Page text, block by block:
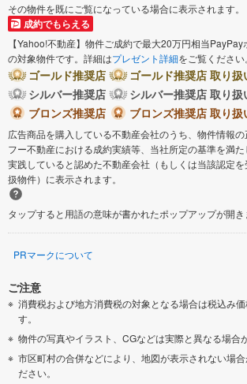
その物件を既にご覧になっている場合に表示されます。
成約でもらえる
【Yahoo!不動産】物件ご成約で最大20万円相当PayPay
の対象物件です。詳細はプレゼント詳細をご覧ください。
ゴールド推奨店
ゴールド推奨店 取り扱
シルバー推奨店
シルバー推奨店 取り扱
ブロンズ推奨店
ブロンズ推奨店 取り扱
広告商品を購入している不動産会社のうち、物件情報
フー不動産における成約実績等、当社所定の基準を満
実践していると認めた不動産会社（もしくは当該認定
扱物件）に表示されます。
タップすると用語の意味が書かれたポップアップが開き
PRマークについて
ご注意
消費税および地方消費税の対象となる場合は税込み
す。
物件の写真やイラスト、CGなどは実際と異なる場合
市区町村の合併などにより、地図が表示されない場
ださい。